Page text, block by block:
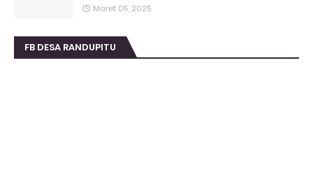
Maret 05, 2025
FB DESA RANDUPITU